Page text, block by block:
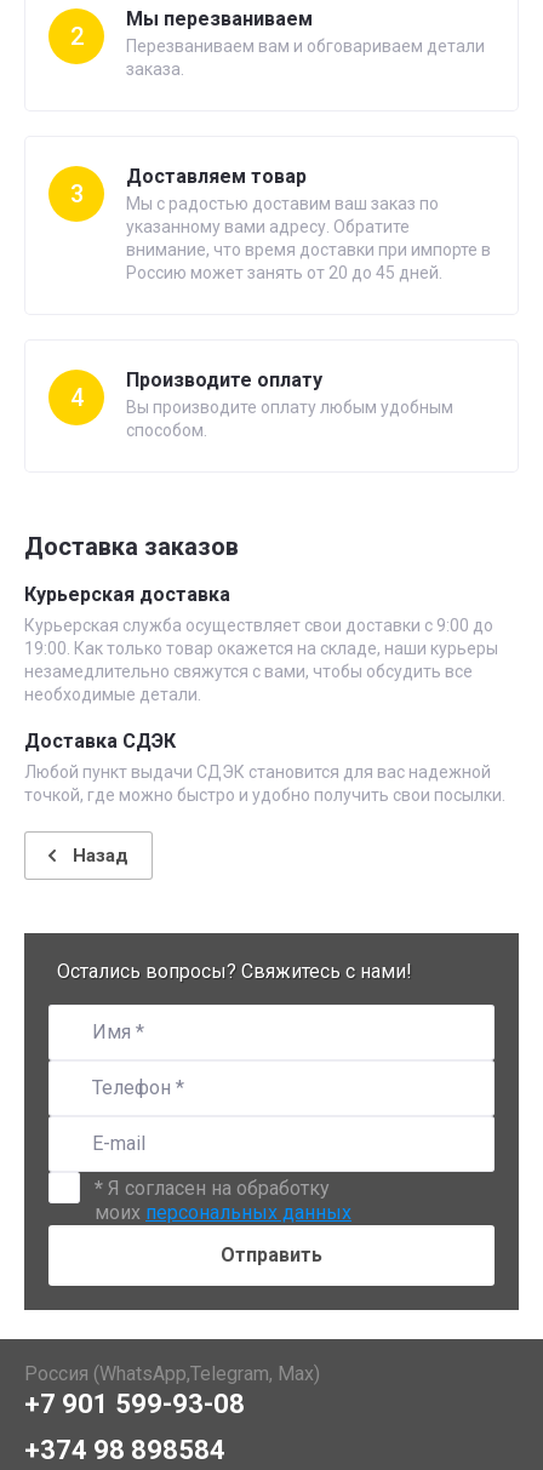
2
Мы перезваниваем
Перезваниваем вам и обговариваем детали
заказа.
3
Доставляем товар
Мы с радостью доставим ваш заказ по
указанному вами адресу. Обратите
внимание, что время доставки при импорте в
Россию может занять от 20 до 45 дней.
4
Производите оплату
Вы производите оплату любым удобным
способом.
Доставка заказов
Курьерская доставка
Курьерская служба осуществляет свои доставки с 9:00 до
19:00. Как только товар окажется на складе, наши курьеры
незамедлительно свяжутся с вами, чтобы обсудить все
необходимые детали.
Доставка СДЭК
Любой пункт выдачи СДЭК становится для вас надежной
точкой, где можно быстро и удобно получить свои посылки.
Назад
Остались вопросы? Свяжитесь с нами!
* Я согласен на обработку
моих персональных данных
Россия (WhatsApp,Telegram, Max)
+7 901 599-93-08
+374 98 898584